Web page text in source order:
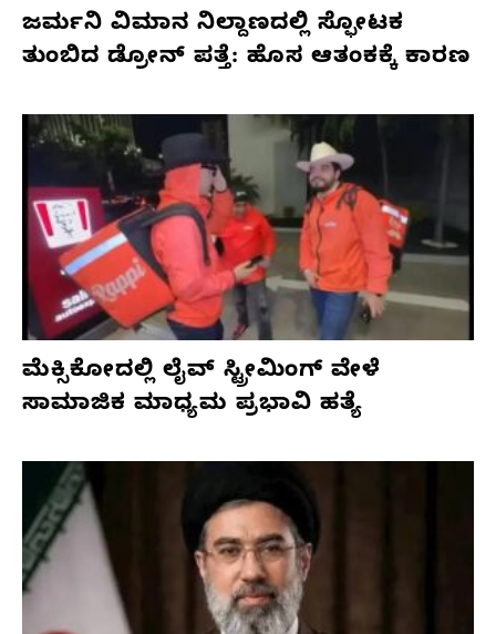
ಜರ್ಮನಿ ವಿಮಾನ ನಿಲ್ದಾಣದಲ್ಲಿ ಸ್ಫೋಟಕ
ತುಂಬಿದ ಡ್ರೋನ್ ಪತ್ತೆ: ಹೊಸ ಆತಂಕಕ್ಕೆ ಕಾರಣ
ಮೆಕ್ಸಿಕೋದಲ್ಲಿ ಲೈವ್ ಸ್ಟ್ರೀಮಿಂಗ್ ವೇಳೆ
ಸಾಮಾಜಿಕ ಮಾಧ್ಯಮ ಪ್ರಭಾವಿ ಹತ್ಯೆ